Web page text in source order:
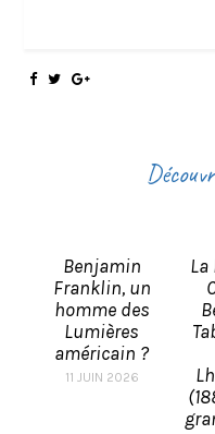
Benjamin
Franklin, un
homme des
Lumières
américain ?
11 JUIN 2026
La